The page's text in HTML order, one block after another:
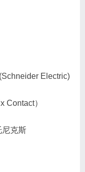
Electric)
Contact）
尼克斯